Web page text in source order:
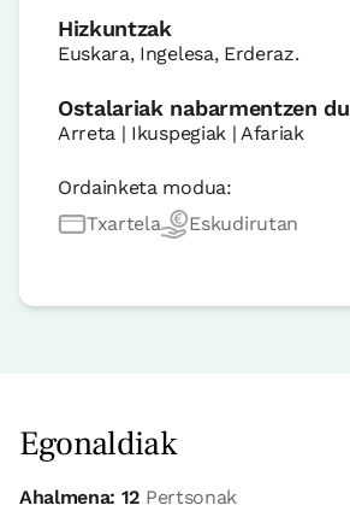
Hizkuntzak
Euskara, Ingelesa, Erderaz.
Ostalariak nabarmentzen du
Arreta | Ikuspegiak | Afariak
Ordainketa modua:
Txartela
Eskudirutan
Egonaldiak
Ahalmena: 12 Pertsonak